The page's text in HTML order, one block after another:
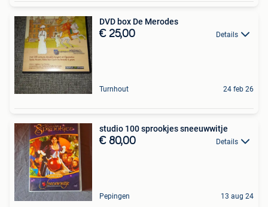
DVD box De Merodes
€ 25,00 Details
Turnhout 24 feb 26
studio 100 sprookjes sneeuwwitje
€ 80,00 Details
Pepingen 13 aug 24